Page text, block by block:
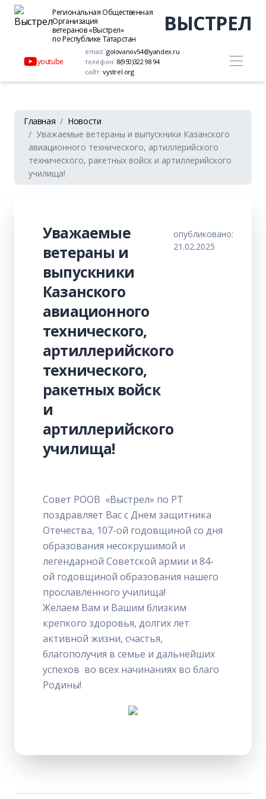
Региональная Общественная
Организация
ветеранов «Выстрел»
по Республике Татарстан
ВЫСТРЕЛ
youtube
email: golovanov54@yandex.ru
телефон: 8(950)322 98 94
сайт: vystrel.org
Главная
Новости
Уважаемые ветераны и выпускники Казанского
авиационного технического, артиллерийского
технического, ракетных войск и артиллерийского
училища!
Уважаемые
ветераны и
выпускники
Казанского
авиационного
технического,
артиллерийского
технического,
ракетных войск
и
артиллерийского
училища!
опубликовано:
21.02.2025
Совет РООВ «Выстрел» по РТ
поздравляет Вас с Днем защитника
Отечества, 107-ой годовщиной со дня
образования несокрушимой и
легендарной Советской армии и 84-
ой годовщиной образования нашего
прославленного училища!
Желаем Вам и Вашим близким
крепкого здоровья, долгих лет
активной жизни, счастья,
благополучия в семье и дальнейших
успехов во всех начинаниях во благо
Родины!